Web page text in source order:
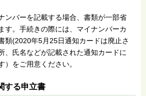
ンバーを記載する場合、書類が一部省
す。手続きの際には、マイナンバーカ
類(2020年5月25日通知カードは廃止さ
、氏名などが記載された通知カードに
）をご用意ください。
する申立書